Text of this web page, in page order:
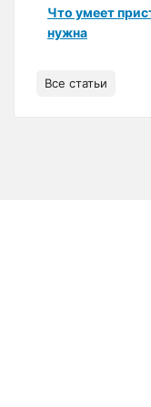
Что умеет
нужна
Все статьи